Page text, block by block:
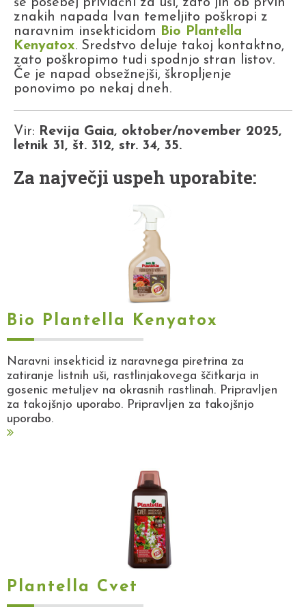
še posebej privlačni za uši, zato jih ob prvih
znakih napada Ivan temeljito poškropi z
naravnim insekticidom Bio Plantella
Kenyatox. Sredstvo deluje takoj kontaktno,
zato poškropimo tudi spodnjo stran listov.
Če je napad obsežnejši, škropljenje
ponovimo po nekaj dneh.
Vir: Revija Gaia, oktober/november 2025,
letnik 31, št. 312, str. 34, 35.
Za največji uspeh uporabite:
Bio Plantella Kenyatox
Naravni insekticid iz naravnega piretrina za
zatiranje listnih uši, rastlinjakovega ščitkarja in
gosenic metuljev na okrasnih rastlinah. Pripravljen
za takojšnjo uporabo. Pripravljen za takojšnjo
uporabo.
Plantella Cvet